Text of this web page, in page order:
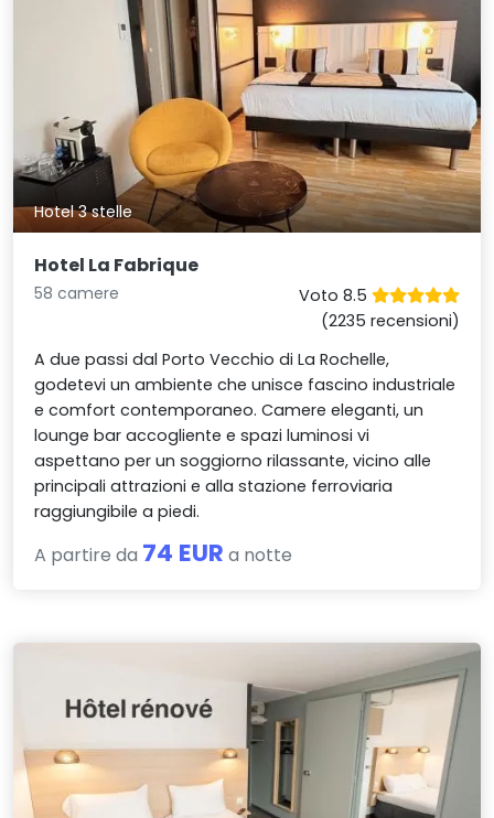
Hotel 3 stelle
Hotel La Fabrique
58 camere
Voto 8.5
(2235 recensioni)
A due passi dal Porto Vecchio di La Rochelle,
godetevi un ambiente che unisce fascino industriale
e comfort contemporaneo. Camere eleganti, un
lounge bar accogliente e spazi luminosi vi
aspettano per un soggiorno rilassante, vicino alle
principali attrazioni e alla stazione ferroviaria
raggiungibile a piedi.
A partire da 74 EUR a notte